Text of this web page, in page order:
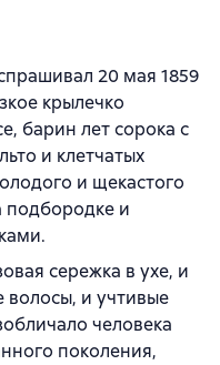
20 мая 1859
крылечко
барин лет сорока с
и клетчатых
и щекастого
подбородке и
сережка в ухе, и
и учтивые
человека
поколения,